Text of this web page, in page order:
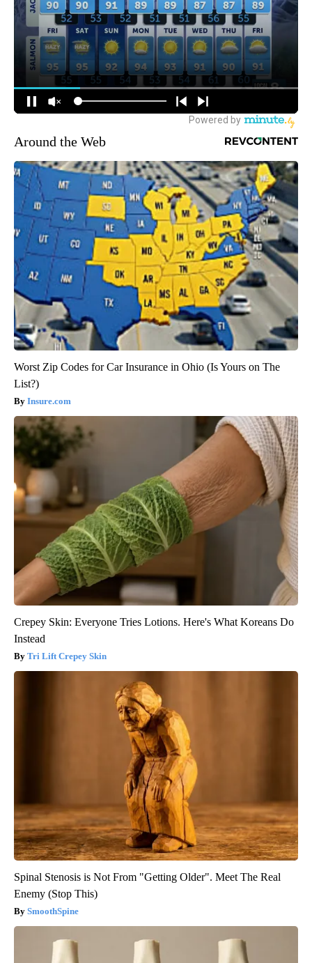
Around the Web
Worst Zip Codes for Car Insurance in Ohio (Is Yours on The
List?)
Insure.com
Crepey Skin: Everyone Tries Lotions. Here's What Koreans Do
Instead
Tri Lift Crepey Skin
Spinal Stenosis is Not From "Getting Older". Meet The Real
Enemy (Stop This)
SmoothSpine